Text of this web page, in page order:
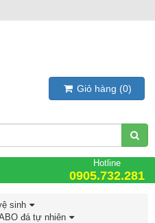
Giỏ hàng (0)
Hotline
0905.732.281
sinh
đá tự nhiên